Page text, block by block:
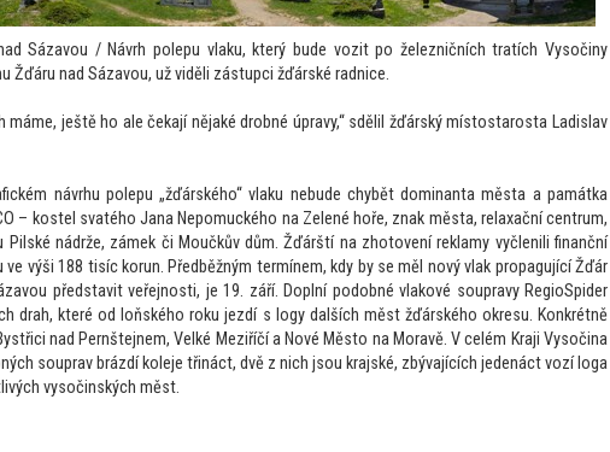
Sázavou / Návrh polepu vlaku, který bude vozit po železničních tratích Vysočiny
Žďáru nad Sázavou, už viděli zástupci žďárské radnice.
máme, ještě ho ale čekají nějaké drobné úpravy,“ sdělil žďárský místostarosta Ladislav
návrhu polepu „žďárského“ vlaku nebude chybět dominanta města a památka
– kostel svatého Jana Nepomuckého na Zelené hoře, znak města, relaxační centrum,
Pilské nádrže, zámek či Moučkův dům. Žďárští na zhotovení reklamy vyčlenili finanční
ve výši 188 tisíc korun. Předběžným termínem, kdy by se měl nový vlak propagující Žďár
představit veřejnosti, je 19. září. Doplní podobné vlakové soupravy RegioSpider
drah, které od loňského roku jezdí s logy dalších měst žďárského okresu. Konkrétně
nad Pernštejnem, Velké Meziříčí a Nové Město na Moravě. V celém Kraji Vysočina
souprav brázdí koleje třináct, dvě z nich jsou krajské, zbývajících jedenáct vozí loga
vysočinských měst.